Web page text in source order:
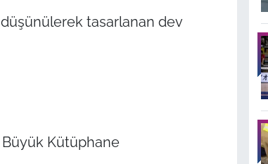
tasarlanan dev
Kütüphane